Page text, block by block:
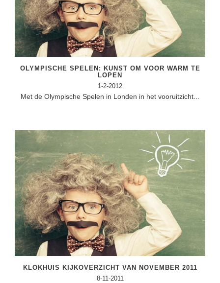
Studievaardigheden
Techniek
Topografie
Verkeer
THEMA'S
De boerderij
Duurzaamheid
Eerste wereldoorlog
Evolutieleer
Feest- en Gedenkdagen
Godsdienstonderwijs
Kerstfeest
Kinderboekenweek
Studievaardigheden
Taalvaardigheden
LESMATERIAAL
Geld PO
Geschiedenis
Maatschappijleer
Orientatie
Rekenen
Sociale vaardigheden
Taalvaardigheid
Vakoverstijgend
Verzorging
OLYMPISCHE SPELEN: KUNST OM VOOR WARM TE
LOPEN
1-2-2012
Met de Olympische Spelen in Londen in het vooruitzicht...
KLOKHUIS KIJKOVERZICHT VAN NOVEMBER 2011
8-11-2011